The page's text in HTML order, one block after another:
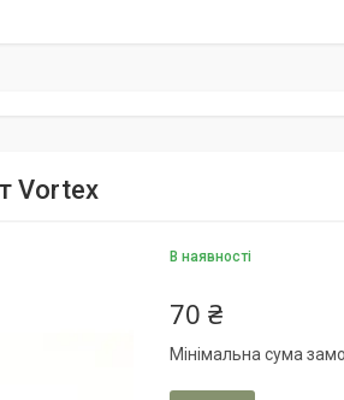
Vortex
В наявності
70 ₴
Мінімальна сума